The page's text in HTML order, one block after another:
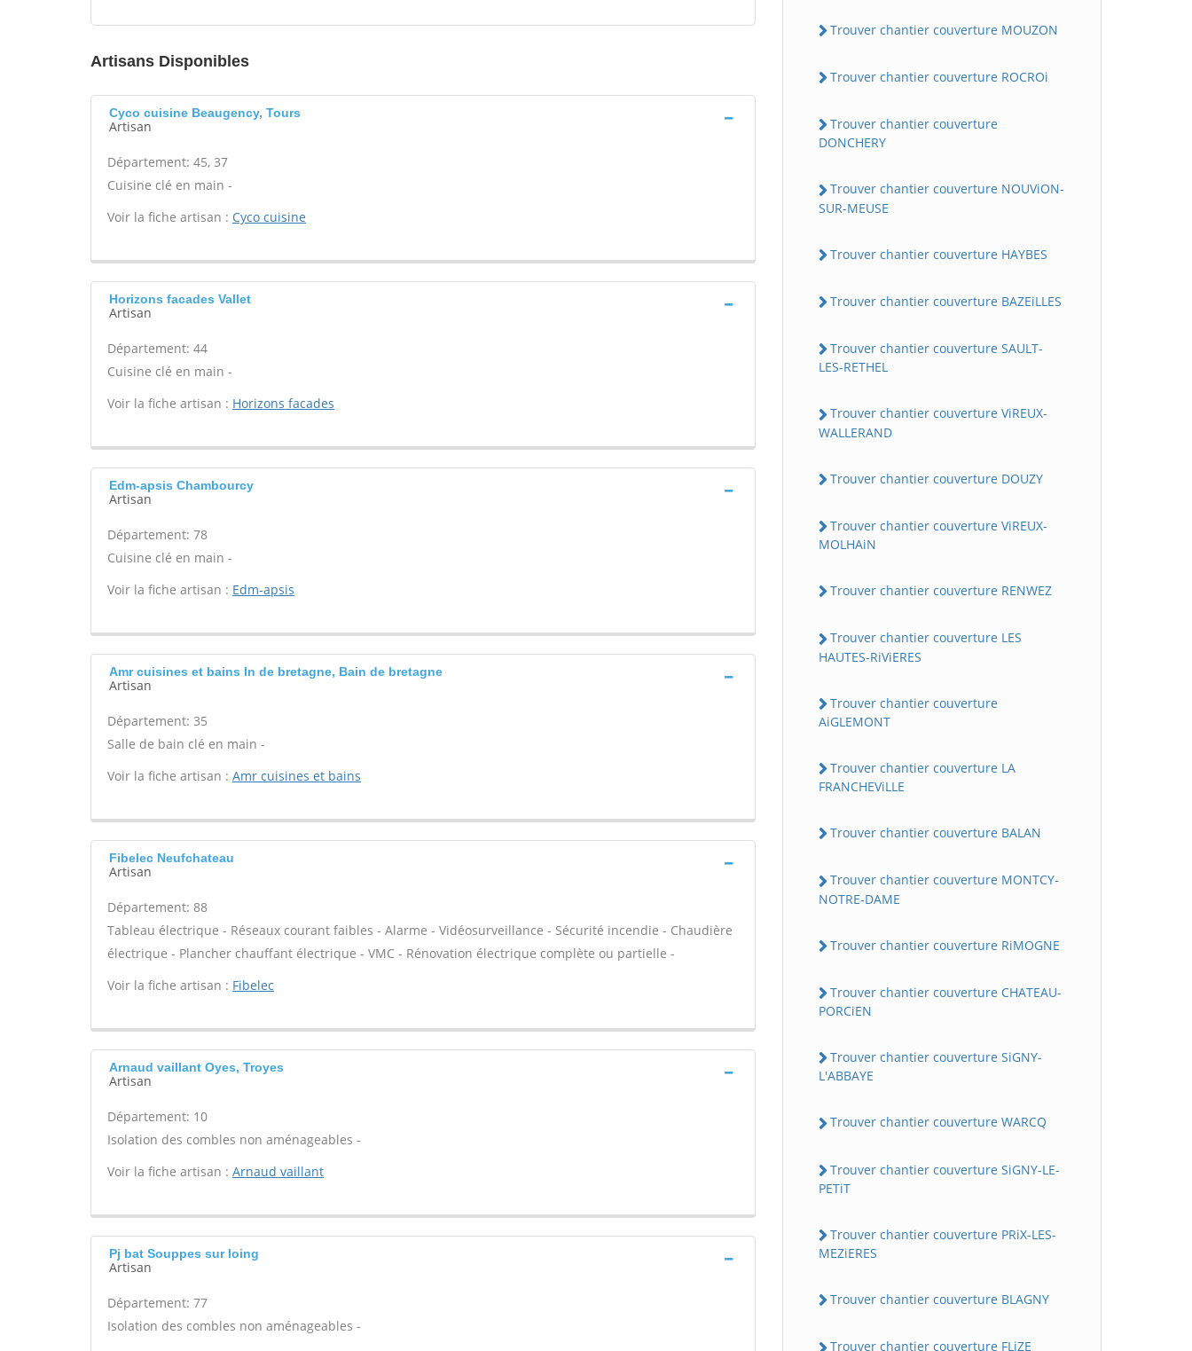
Artisans Disponibles
Cyco cuisine Beaugency, Tours
Artisan
Département: 45, 37
Cuisine clé en main -
Voir la fiche artisan : Cyco cuisine
Horizons facades Vallet
Artisan
Département: 44
Cuisine clé en main -
Voir la fiche artisan : Horizons facades
Edm-apsis Chambourcy
Artisan
Département: 78
Cuisine clé en main -
Voir la fiche artisan : Edm-apsis
Amr cuisines et bains In de bretagne, Bain de bretagne
Artisan
Département: 35
Salle de bain clé en main -
Voir la fiche artisan : Amr cuisines et bains
Fibelec Neufchateau
Artisan
Département: 88
Tableau électrique - Réseaux courant faibles - Alarme - Vidéosurveillance - Sécurité incendie - Chaudière
électrique - Plancher chauffant électrique - VMC - Rénovation électrique complète ou partielle -
Voir la fiche artisan : Fibelec
Arnaud vaillant Oyes, Troyes
Artisan
Département: 10
Isolation des combles non aménageables -
Voir la fiche artisan : Arnaud vaillant
Pj bat Souppes sur loing
Artisan
Département: 77
Isolation des combles non aménageables -
Trouver chantier couverture MOUZON
Trouver chantier couverture ROCROi
Trouver chantier couverture
DONCHERY
Trouver chantier couverture NOUViON-
SUR-MEUSE
Trouver chantier couverture HAYBES
Trouver chantier couverture BAZEiLLES
Trouver chantier couverture SAULT-
LES-RETHEL
Trouver chantier couverture ViREUX-
WALLERAND
Trouver chantier couverture DOUZY
Trouver chantier couverture ViREUX-
MOLHAiN
Trouver chantier couverture RENWEZ
Trouver chantier couverture LES
HAUTES-RiViERES
Trouver chantier couverture
AiGLEMONT
Trouver chantier couverture LA
FRANCHEViLLE
Trouver chantier couverture BALAN
Trouver chantier couverture MONTCY-
NOTRE-DAME
Trouver chantier couverture RiMOGNE
Trouver chantier couverture CHATEAU-
PORCiEN
Trouver chantier couverture SiGNY-
L'ABBAYE
Trouver chantier couverture WARCQ
Trouver chantier couverture SiGNY-LE-
PETiT
Trouver chantier couverture PRiX-LES-
MEZiERES
Trouver chantier couverture BLAGNY
Trouver chantier couverture FLiZE